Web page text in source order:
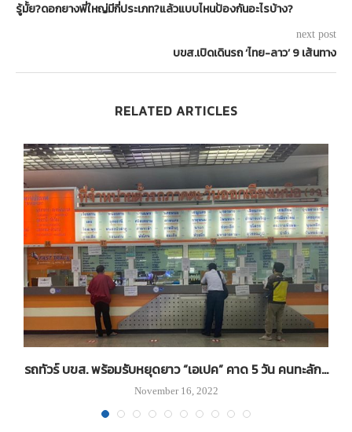
รู้มั้ย?ดอกยางพี่ใหญ่มีกี่ประเภท?แล้วแบบไหนป้องกันอะไรบ้าง?
next post
บขส.เปิดเดินรถ ‘ไทย-ลาว’ 9 เส้นทาง
RELATED ARTICLES
รถทัวร์ บขส. พร้อมรับหยุดยาว “เอเปค” คาด 5 วัน คนทะลัก...
November 16, 2022